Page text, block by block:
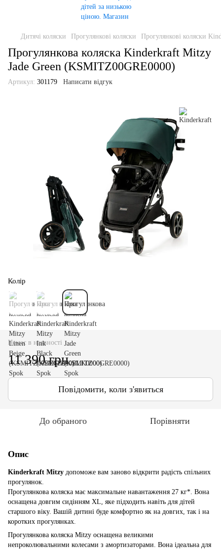
Дитячі коляски Прогулянкові коляски Прогулянкові коляски
Прогулянкова коляска Kinderkraft Mitzy
Jade Green (KSMITZ00GRE0000)
Артикул: 301179 Написати відгук
Колір
Немає в наявності
11 390 грн
Повідомити, коли з'явиться
До обраного Порівняти
Опис
Kinderkraft Mitzy допоможе вам заново відкрити радість спільних
прогулянок.
Прогулянкова коляска має максимальне навантаження 27 кг*. Вона
оснащена довгим сидінням XL, яке підходить навіть для дітей
старшого віку. Вашій дитині буде комфортно як на довгих, так і на
коротких прогулянках.
Прогулянкова коляска Mitzy оснащена великими
непроколювальними колесами з амортизаторами. Вона ідеальна для